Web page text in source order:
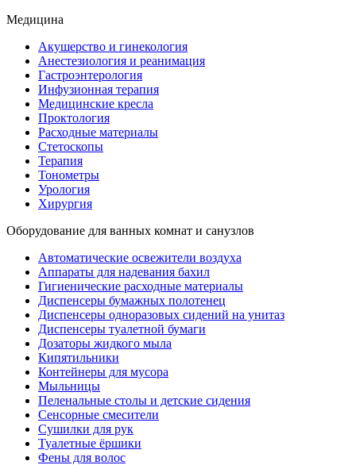
Медицина
Акушерство и гинекология
Анестезиология и реанимация
Гастроэнтерология
Инфузионная терапия
Медицинские кресла
Проктология
Расходные материалы
Стетоскопы
Терапия
Тонометры
Урология
Хирургия
Оборудование для ванных комнат и санузлов
Автоматические освежители воздуха
Аппараты для надевания бахил
Гигиенические расходные материалы
Диспенсеры бумажных полотенец
Диспенсеры одноразовых сидений на унитаз
Диспенсеры туалетной бумаги
Дозаторы жидкого мыла
Кипятильники
Контейнеры для мусора
Мыльницы
Пеленальные столы и детские сидения
Сенсорные смесители
Сушилки для рук
Туалетные ёршики
Фены для волос